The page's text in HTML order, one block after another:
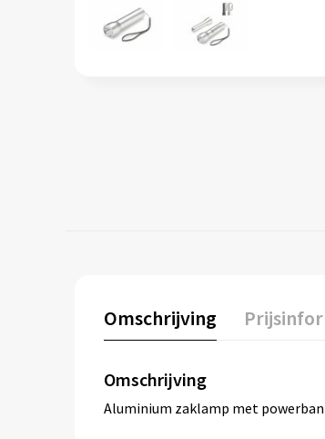
Omschrijving
Omschrijving
Aluminium zaklamp met